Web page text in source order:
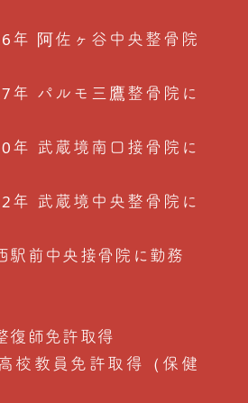
年 阿佐ヶ谷中央整骨院
年 パルモ三鷹整骨院に
年 武蔵境南口接骨院に
年 武蔵境中央整骨院に
駅前中央接骨院に勤務
復師免許取得
校教員免許取得（保健